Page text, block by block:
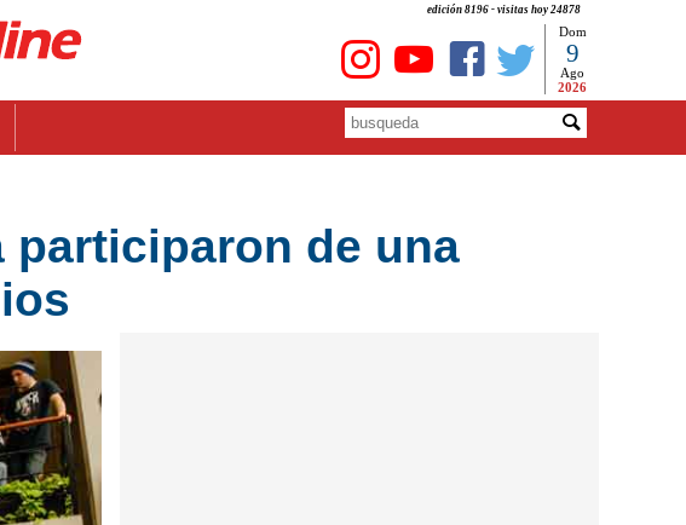
edición 8196 - visitas hoy 24878
Dom
9
Ago
2026
participaron de una